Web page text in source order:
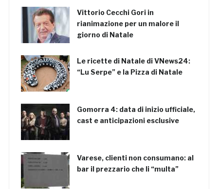
Vittorio Cecchi Gori in
rianimazione per un malore il
giorno di Natale
Le ricette di Natale di VNews24:
“Lu Serpe” e la Pizza di Natale
Gomorra 4: data di inizio ufficiale,
cast e anticipazioni esclusive
Varese, clienti non consumano: al
bar il prezzario che li “multa”